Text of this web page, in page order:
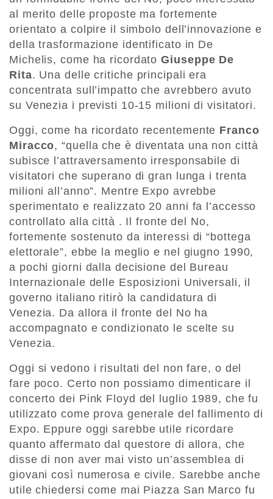
al merito delle proposte ma fortemente
orientato a colpire il simbolo dell’innovazione e
della trasformazione identificato in De
Michelis, come ha ricordatoGiuseppe De
Rita. Una delle critiche principali era
concentrata sull’impatto che avrebbero avuto
su Venezia i previsti 10-15 milioni di visitatori.
Oggi, come ha ricordato recentemente Franco
Miracco, “quella che è diventata una non città
subisce l’attraversamento irresponsabile di
visitatori che superano di gran lunga i trenta
milioni all’anno”. Mentre Expo avrebbe
sperimentato e realizzato 20 anni fa l’accesso
controllato alla città . Il fronte del No,
fortemente sostenuto da interessi di “bottega
elettorale”, ebbe la meglio e nel giugno 1990,
a pochi giorni dalla decisione del Bureau
Internazionale delle Esposizioni Universali, il
governo italiano ritirò la candidatura di
Venezia. Da allora il fronte del No ha
accompagnato e condizionato le scelte su
Venezia.
Oggi si vedono i risultati del non fare, o del
fare poco. Certo non possiamo dimenticare il
concerto dei Pink Floyd del luglio 1989, che fu
utilizzato come prova generale del fallimento di
Expo. Eppure oggi sarebbe utile ricordare
quanto affermato dal questore di allora, che
disse di non aver mai visto un’assemblea di
giovani così numerosa e civile. Sarebbe anche
utile chiedersi come mai Piazza San Marco fu